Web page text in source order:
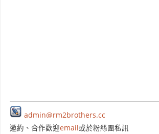
admin@rm2brothers.cc
邀約、合作歡迎email或於粉絲團私訊